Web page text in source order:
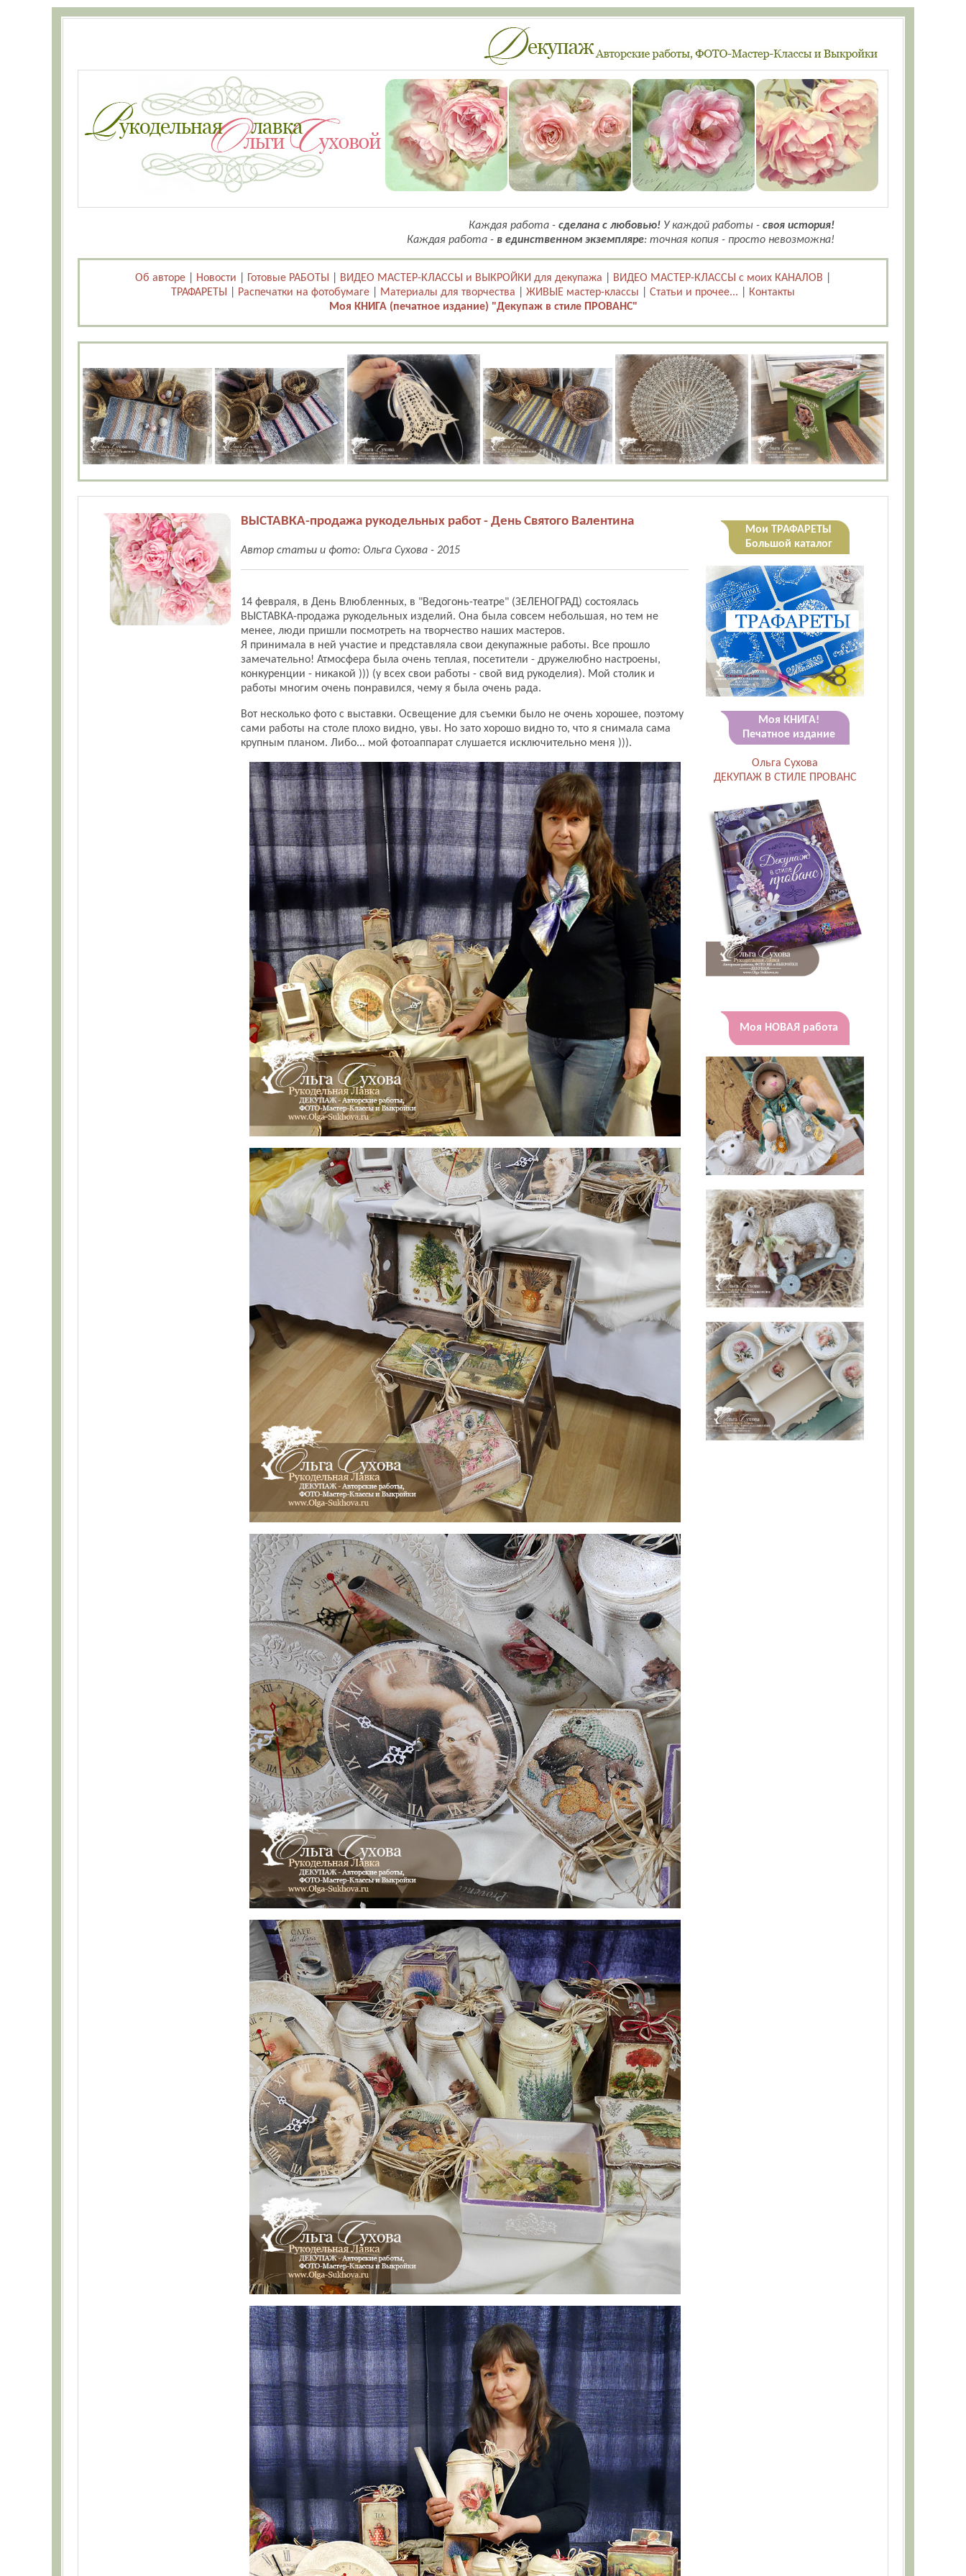
Каждая работа - сделана с любовью! У каждой работы - своя история!
Каждая работа - в единственном экземпляре: точная копия - просто невозможна!
Об авторе Новости Готовые РАБОТЫ ВИДЕО МАСТЕР-КЛАССЫ и ВЫКРОЙКИ для декупажа ВИДЕО МАСТЕР-КЛАССЫ с моих КАНАЛОВ
ТРАФАРЕТЫ
Распечатки на фотобумаге Материалы для творчества ЖИВЫЕ мастер-классы Статьи и прочее...
Контакты
Моя КНИГА (печатное издание) "Декупаж в стиле ПРОВАНС"
ВЫСТАВКА-продажа рукодельных работ - День Святого Валентина
Автор статьи и фото: Ольга Сухова - 2015
14 февраля, в День Влюбленных, в "Ведогонь-театре" (ЗЕЛЕНОГРАД) состоялась
ВЫСТАВКА-продажа рукодельных изделий. Она была совсем небольшая, но тем не
менее, люди пришли посмотреть на творчество наших мастеров.
Я принимала в ней участие и представляла свои декупажные работы. Все прошло
замечательно! Атмосфера была очень теплая, посетители - дружелюбно настроены,
конкуренции - никакой ))) (у всех свои работы - свой вид рукоделия). Мой столик и
работы многим очень понравился, чему я была очень рада.
Вот несколько фото с выставки. Освещение для съемки было не очень хорошее, поэтому
сами работы на столе плохо видно, увы. Но зато хорошо видно то, что я снимала сама
крупным планом. Либо... мой фотоаппарат слушается исключительно меня ))).
Мои ТРАФАРЕТЫ
Большой каталог
Моя КНИГА!
Печатное издание
Ольга Сухова
ДЕКУПАЖ В СТИЛЕ ПРОВАНС
Моя НОВАЯ работа